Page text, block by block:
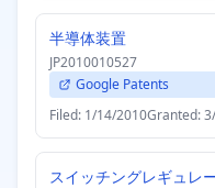
半導体装置
JP2010010527
Google Patents
Filed: 1/14/2010Granted:
スイッチングレギュレ